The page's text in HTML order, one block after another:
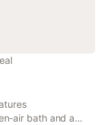
air bath and a